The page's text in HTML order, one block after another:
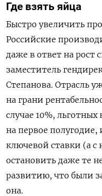
Где взять яйца
Быстро увеличить
Российские
даже в ответ на рост
заместитель
Степанова. Отрасль
на грани
случае 10%,
на первое
ключевой ставки (а
остановить даже те
развитию, что были
она.